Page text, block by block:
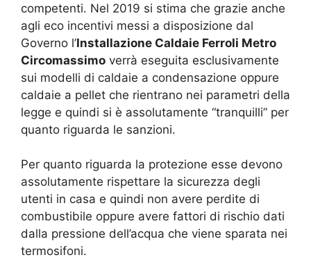
competenti. Nel 2019 si stima che grazie anche
agli eco incentivi messi a disposizione dal
Governo l’Installazione Caldaie Ferroli Metro
Circomassimo verrà eseguita esclusivamente
sui modelli di caldaie a condensazione oppure
caldaie a pellet che rientrano nei parametri della
legge e quindi si è assolutamente “tranquilli” per
quanto riguarda le sanzioni.
Per quanto riguarda la protezione esse devono
assolutamente rispettare la sicurezza degli
utenti in casa e quindi non avere perdite di
combustibile oppure avere fattori di rischio dati
dalla pressione dell’acqua che viene sparata nei
termosifoni.